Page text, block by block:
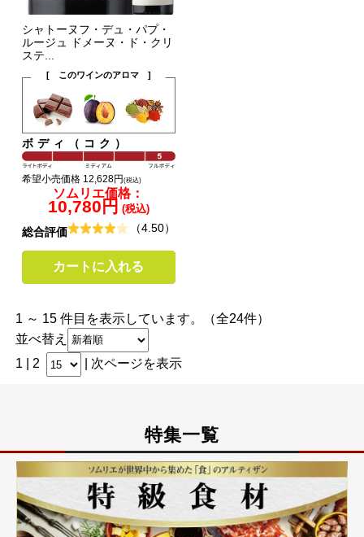
シャトーヌフ・デュ・パプ・
ルージュ ドメーヌ・ド・クリ
ステ...
[ このワインのアロマ ]
ボディ（コク）
希望小売価格 12,628円(税込)
ソムリエ価格：
10,780円 (税込)
総合評価 （4.50）
カートに入れる
1 ～ 15 件目を表示しています。（全24件）
並べ替え
1 | 2 次ページを表示
特集一覧